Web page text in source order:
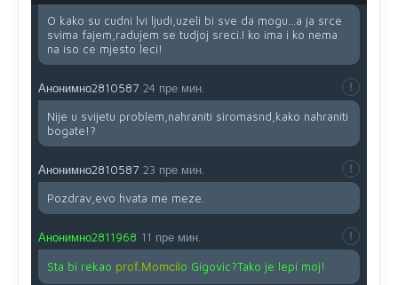
O kako su cudni lvi ljudi,uzeli bi sve da mogu...a ja srce
svima fajem,radujem se tudjoj sreci.I ko ima i ko nema
na iso ce mjesto leci!
Анонимно2810587 24 пре мин.
Nije u svijetu problem,nahraniti siromasnd,kako nahraniti
bogate!?
Анонимно2810587 23 пре мин.
Pozdrav,evo hvata me meze.
Анонимно2811968 11 пре мин.
Sta bi rekao prof.Momcilo Gigovic?Tako je lepi moj!